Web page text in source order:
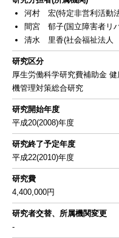
河村 宏(特定非営利活動
間宮 郁子(国立障害者リ
清水 里香(社会福祉法人
研究区分
厚生労働科学研究費補助金
機管理対策総合研究
研究開始年度
平成20(2008)年度
研究終了予定年度
平成22(2010)年度
研究費
4,400,000円
研究者交替、所属機関変更
-